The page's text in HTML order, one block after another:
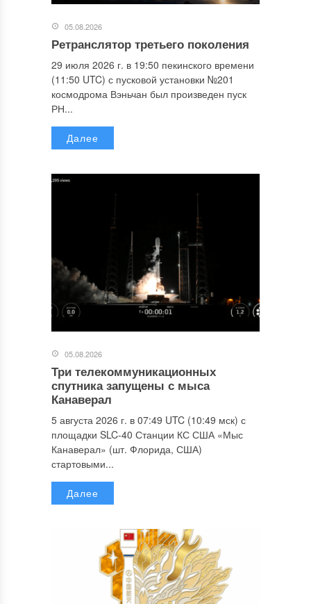
05.08.2026
Ретранслятор третьего поколения
29 июля 2026 г. в 19:50 пекинского времени
(11:50 UTC) с пусковой установки №201
космодрома Вэньчан был произведен пуск
РН...
Далее
05.08.2026
Три телекоммуникационных
спутника запущены с мыса
Канаверал
5 августа 2026 г. в 07:49 UTC (10:49 мск) с
площадки SLC-40 Станции КС США «Мыс
Канаверал» (шт. Флорида, США)
стартовыми...
Далее